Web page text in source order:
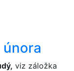
viz záložka